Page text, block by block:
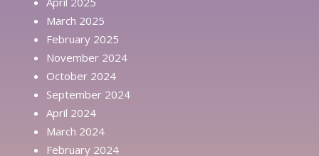
March 2025
February 2025
November 2024
October 2024
September 2024
April 2024
March 2024
February 2024